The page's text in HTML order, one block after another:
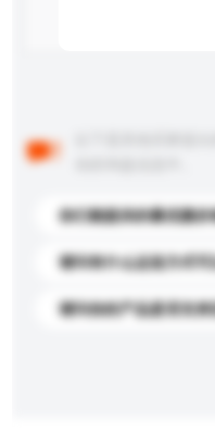
你们能提供的最优惠价
请问有什么运送方式可
请问你的产品是否支持